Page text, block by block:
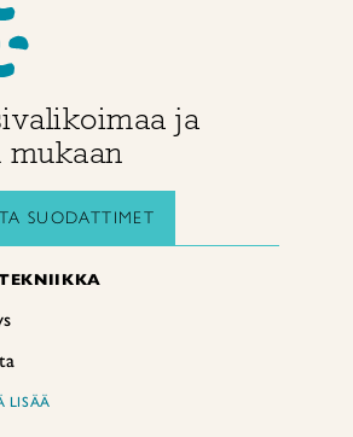
ja
SUODATTIMET
LISÄÄ